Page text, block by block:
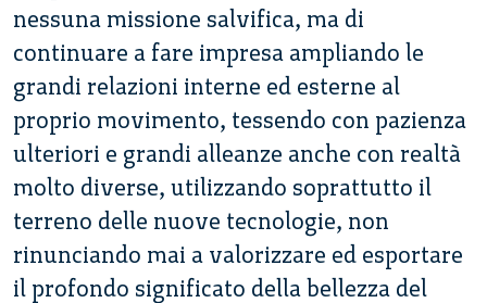
nessuna missione salvifica, ma di
continuare a fare impresa ampliando le
grandi relazioni interne ed esterne al
proprio movimento, tessendo con pazienza
ulteriori e grandi alleanze anche con realtà
molto diverse, utilizzando soprattutto il
terreno delle nuove tecnologie, non
rinunciando mai a valorizzare ed esportare
il profondo significato della bellezza del